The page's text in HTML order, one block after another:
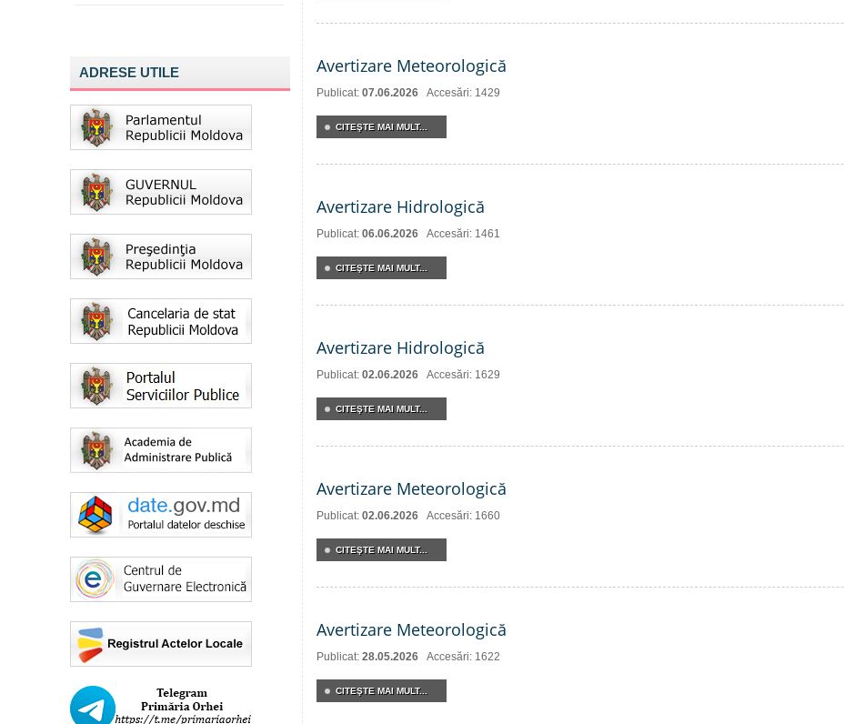
ADRESE UTILE Avertizare Meteorologică
Publicat: 07.06.2026 Accesări: 1429
CITEŞTE MAI MULT...
Avertizare Hidrologică
Publicat: 06.06.2026 Accesări: 1461
CITEŞTE MAI MULT...
Avertizare Hidrologică
Publicat: 02.06.2026 Accesări: 1629
CITEŞTE MAI MULT...
Avertizare Meteorologică
Publicat: 02.06.2026 Accesări: 1660
CITEŞTE MAI MULT...
Avertizare Meteorologică
Publicat: 28.05.2026 Accesări: 1622
CITEŞTE MAI MULT...